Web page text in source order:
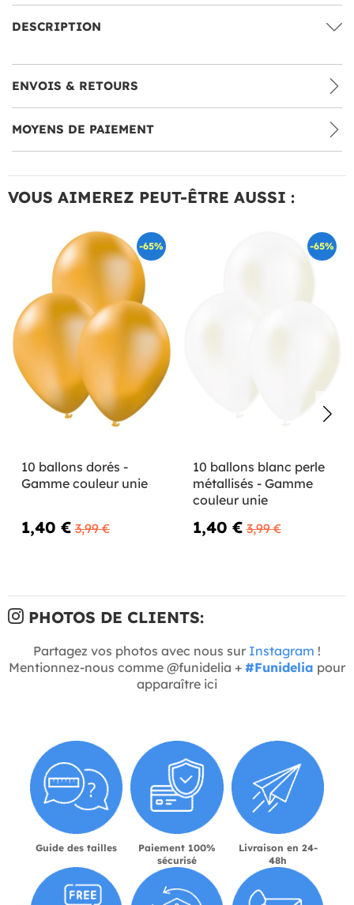
DESCRIPTION
ENVOIS & RETOURS
MOYENS DE PAIEMENT
VOUS AIMEREZ PEUT-ÊTRE AUSSI :
-65%
10 ballons dorés -
Gamme couleur unie
1,40 € 3,99 €
-65%
10 ballons blanc perle
métallisés - Gamme
couleur unie
1,40 € 3,99 €
PHOTOS DE CLIENTS:
Partagez vos photos avec nous sur Instagram !
Mentionnez-nous comme @funidelia + #Funidelia pour
apparaître ici
Guide des tailles
Paiement 100%
sécurisé
Livraison en 24-
48h